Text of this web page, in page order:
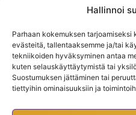
Hallinnoi
Parhaan kokemuksen
evästeitä, tallentaaksemme ja/tai
tekniikoiden hyväksyminen antaa
kuten selauskäyttäytymistä tai
Suostumuksen jättäminen tai
tiettyihin ominaisuuksiin ja
Pysy ajan tasalla ja tilaa
uutuuksista,